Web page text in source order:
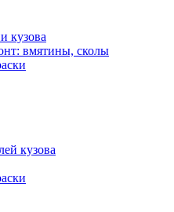
кузова
вмятины, сколы
кузова